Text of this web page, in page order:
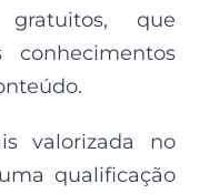
gratuitos, que
valorizada no
qualificação